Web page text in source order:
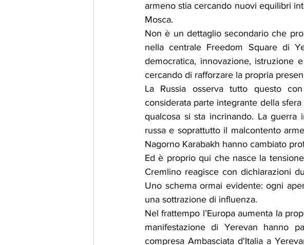
armeno stia cercando nuovi equilibri
Mosca.
Non è un dettaglio secondario che
nella centrale Freedom Square di
democratica, innovazione, istruzione
cercando di rafforzare la propria
La Russia osserva tutto questo
considerata parte integrante della
qualcosa si sta incrinando. La guerra
russa e soprattutto il malcontento
Nagorno Karabakh hanno cambiato
Ed è proprio qui che nasce la
Cremlino reagisce con dichiarazioni
Uno schema ormai evidente: ogni
una sottrazione di influenza.
Nel frattempo l’Europa aumenta la
manifestazione di Yerevan hanno
compresa Ambasciata d'Italia a